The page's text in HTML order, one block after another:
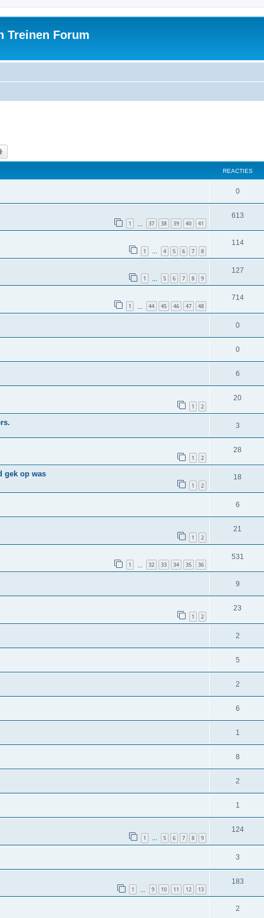
Treinen Forum
REACTIES
0
1 37 38 39 40 41
613
1 … 4 5 6 7 8
114
1 5 6 7 8 9
127
1 44 45 46 47 48
714
0
0
6
1 2
20
3
1 2
28
gek op was
1 2
18
6
1 2
21
1 32 33 34 35 36
531
9
1 2
23
2
5
2
6
1
8
2
1
1 … 5 6 7 8 9
124
3
1 9 10 11 12 13
183
2